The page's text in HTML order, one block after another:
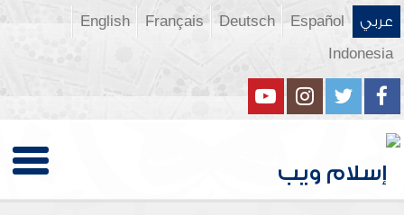
عربي Español
Deutsch
Français
English
Indonesia